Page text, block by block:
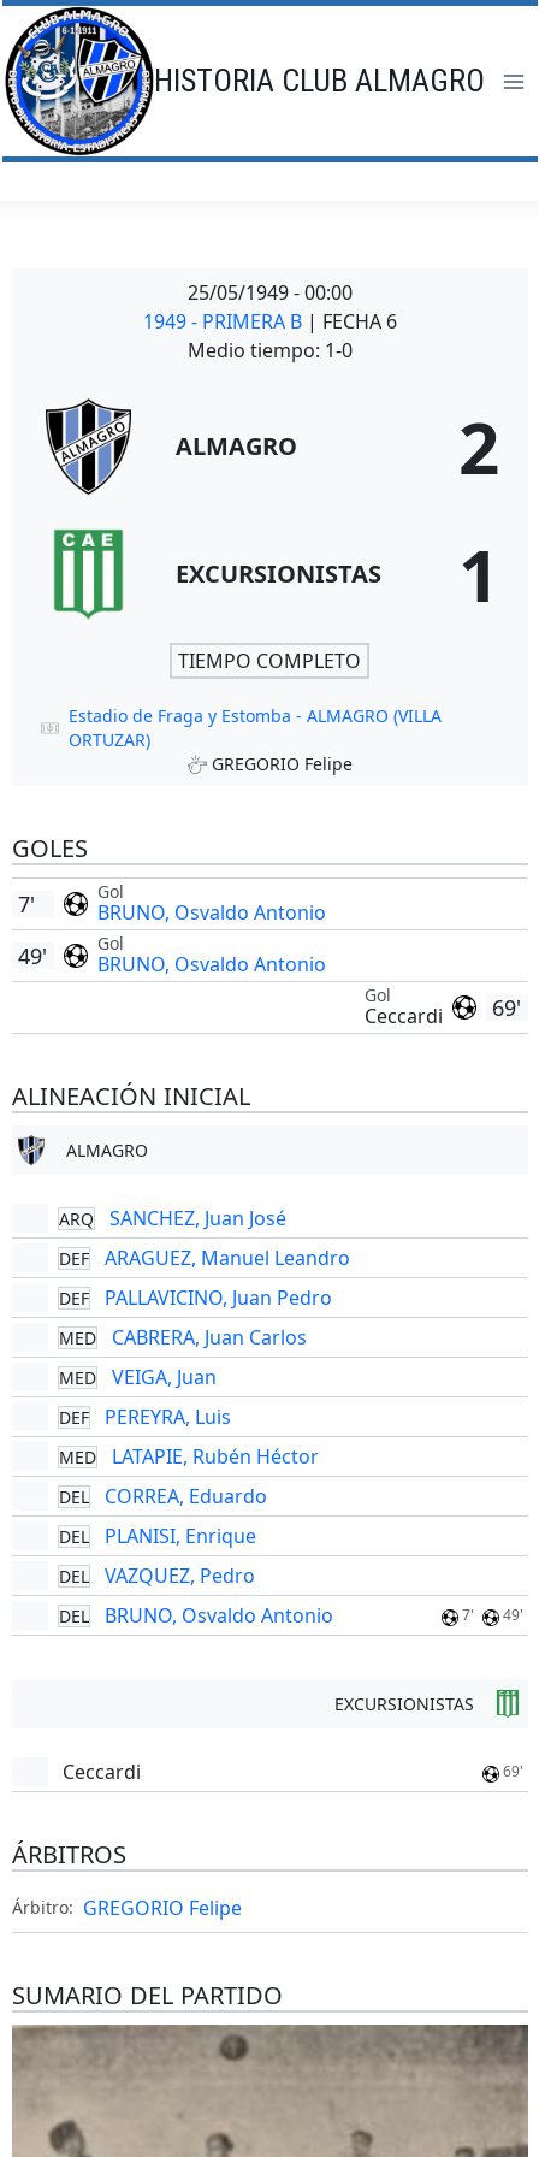
Saltar
al
contenido
HISTORIA CLUB ALMAGRO
25/05/1949 - 00:00
1949 - PRIMERA B | FECHA 6
Medio tiempo: 1-0
ALMAGRO 2
EXCURSIONISTAS 1
TIEMPO COMPLETO
Estadio de Fraga y Estomba - ALMAGRO (VILLA
ORTUZAR)
GREGORIO Felipe
GOLES
Gol
BRUNO, Osvaldo Antonio
7'
Gol
BRUNO, Osvaldo Antonio
49'
69'
Gol
Ceccardi
ALINEACIÓN INICIAL
ALMAGRO
ARQ SANCHEZ, Juan José
DEF ARAGUEZ, Manuel Leandro
DEF PALLAVICINO, Juan Pedro
MED CABRERA, Juan Carlos
MED VEIGA, Juan
DEF PEREYRA, Luis
MED LATAPIE, Rubén Héctor
DEL CORREA, Eduardo
DEL PLANISI, Enrique
DEL VAZQUEZ, Pedro
DEL BRUNO, Osvaldo Antonio 7' 49'
EXCURSIONISTAS
Ceccardi 69'
ÁRBITROS
Árbitro: GREGORIO Felipe
SUMARIO DEL PARTIDO